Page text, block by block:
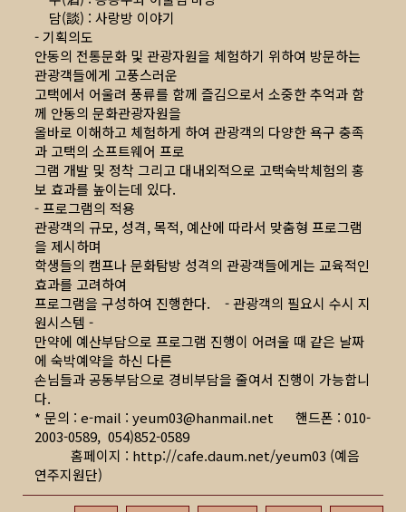
담(談) : 사랑방 이야기
- 기획의도
안동의 전통문화 및 관광자원을 체험하기 위하여 방문하는
관광객들에게 고풍스러운
고택에서 어울려 풍류를 함께 즐김으로서 소중한 추억과 함
께 안동의 문화관광자원을
올바로 이해하고 체험하게 하여 관광객의 다양한 욕구 충족
과 고택의 소프트웨어 프로
그램 개발 및 정착 그리고 대내외적으로 고택숙박체험의 홍
보 효과를 높이는데 있다.
- 프로그램의 적용
관광객의 규모, 성격, 목적, 예산에 따라서 맞춤형 프로그램
을 제시하며
학생들의 캠프나 문화탐방 성격의 관광객들에게는 교육적인
효과를 고려하여
프로그램을 구성하여 진행한다. - 관광객의 필요시 수시 지
원시스템 -
만약에 예산부담으로 프로그램 진행이 어려울 때 같은 날짜
에 숙박예약을 하신 다른
손님들과 공동부담으로 경비부담을 줄여서 진행이 가능합니
다.
* 문의 : e-mail : yeum03@hanmail.net 핸드폰 : 010-
2003-0589, 054)852-0589
홈페이지 : http://cafe.daum.net/yeum03 (예음
연주지원단)